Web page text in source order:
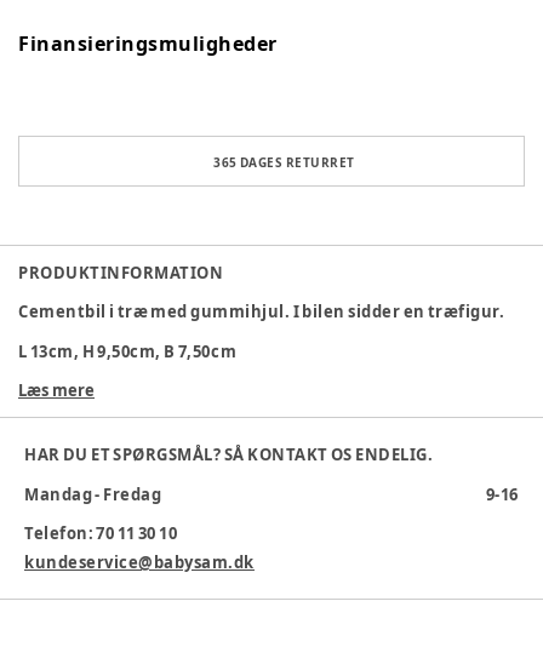
Finansieringsmuligheder
365 DAGES RETURRET
PRODUKTINFORMATION
Cementbil i træ med gummihjul. I bilen sidder en træfigur.
L 13cm, H 9,50cm, B 7,50cm
Alder:3 år, 18-24 mdr, 2 år
Læs mere
HAR DU ET SPØRGSMÅL? SÅ KONTAKT OS ENDELIG.
Mandag - Fredag
9-16
Telefon: 70 11 30 10
kundeservice@babysam.dk